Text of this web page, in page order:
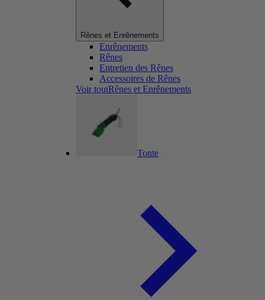
Rênes et Enrênements
Enrênements
Rênes
Entretien des Rênes
Accessoires de Rênes
Voir toutRênes et Enrênements
Tonte